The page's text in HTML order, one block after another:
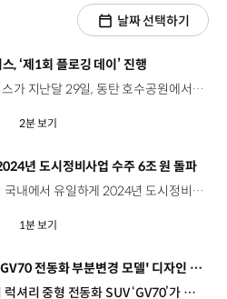
날짜 선택하기
, ‘제1회 플로깅 데이’ 진행
현대트랜시스가 지난달 29일, 동탄 호수공원에서 ‘제1회 플로깅 데이(Plogging Day)’를 진행했습니다. 현대트랜시스 시트연구센터 임직원 50여 명이 참석한 이번 행사에서는 동탄 호수공원 2.3㎞ 구간을 산책하며 쓰레기를 줍고, 대형 젠가와 단체 림보, 색판 뒤집기, 신발 양궁 등 미니 올림픽을 진행했습니다. 김왕영 매니저 / 현대트랜시스 전략지원팀신입사원으로서 현대트랜시스의 ESG 환경정화 활동을 함께 참여하게 되어서 굉장히 뜻깊은 시간을 보낼 수 있었습니다. 특히 저희 동기들과 함께 다양한 레크리에이션도 하면서 친해질 수 있는 기회가 되었고 함께 ESG에 대한 관심도를 이끌어갈 수 있어서 좋았습니다. 조현우 매니저 / 현대트랜시스 비즈니스지원팀 이렇게 궂은 날씨에도 자발적으로 임직원들이 참여를 해주셔서 조금 더 뜻깊은 행사가 된 것 같고요. 현대트랜시스가 동탄 지역에 미칠 수 있는 선한 영향력에 대해서 다시 한번 생각해 볼 수 있는 계기가 되었던 것 같습니다. 현대트랜시스는 앞으로도 임직원 참여형 환경 캠페인을 지속적으로 진행할 예정입니다.
2분 보기
년 도시정비사업 수주 6조 원 돌파
현대건설이 국내에서 유일하게 2024년 도시정비사업 수주액 6조 원을 돌파했습니다. 현대건설은 지난 12월 1일과 11월 30일에 ‘신반포2차아파트’와 ‘마장세림’의 재건축정비사업을 각각 수주하며, 올해 총 6조 612억 원 규모의 9개 사업지를 확보했는데요. 특히, 1조 2,830억 원 규모의 신반포2차아파트 재건축정비사업은 건축계의 노벨상으로 불리는 프리츠커 상을 수상한 세계적인 건축가 ‘2포잠박(2PORTZAMPARC)’과 협업을 진행했으며, 전 세대에서 한강 조망이 가능하도록 설계했습니다. 또한, 마장세림 재건축사업은 자연적 특성을 모티브로 단지를 설계해 순환 산책로와 다양한 수변 공간을 특화할 예정입니다.
1분 보기
제네시스, 'GV70 전동화 부분변경 모델' 디자인 공개
제네시스의 럭셔리 중형 전동화 SUV ‘GV70’가 더욱 고급스러워진 내 ∙ 외장 디자인으로 돌아왔습니다. ‘GV70 전동화 부분변경 모델’은 역동적이면서도 우아한 기존 디자인에 디테일을 더해 완성도를 높였는데요. 전면부에는 전용 G-매트릭스 크레스트 그릴과 MLA 기술을 적용한 두 줄 헤드램프를 구현했고, 후면부는 방향지시등 위치를 범퍼에서 리어 콤비램프로 올려 시인성을 높이고, 제네시스만의 두 줄 콘셉트도 적용해 전면과 후면의 통일성을 확보했습니다. ‘GV70 전동화 부분변경 모델’의 실내는 27인치 통합형 와이드 디스플레이와 터치 타입 공조 조작계, 신규 무드램프가 탑재돼 하이테크한 느낌과 함께 고급감도 한층 강화했습니다. 제네시스는 내년 1분기 중 GV70 전동화 부분변경 모델을 본격 출시할 계획입니다.